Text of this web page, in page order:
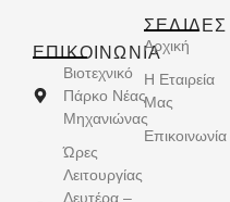
ΕΠΙΚΟΙΝΩΝΊΑ
Βιοτεχνικό
Πάρκο Νέας
Μηχανιώνας
Ώρες
Λειτουργίας
Δευτέρα –
ΣΕΛΙΔΕΣ
Αρχική
Η Εταιρεία
Μας
Επικοινωνία